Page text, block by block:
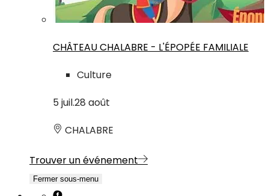
CHÂTEAU CHALABRE - L'ÉPOPÉE FAMILIALE
Culture
5 juil.28 août
CHALABRE
Trouver un événement
Fermer sous-menu